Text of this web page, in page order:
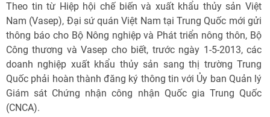
Theo tin từ Hiệp hội chế biến và xuất khẩu thủy sản Việt
Nam (Vasep), Đại sứ quán Việt Nam tại Trung Quốc mới gửi
thông báo cho Bộ Nông nghiệp và Phát triển nông thôn, Bộ
Công thương và Vasep cho biết, trước ngày 1-5-2013, các
doanh nghiệp xuất khẩu thủy sản sang thị trường Trung
Quốc phải hoàn thành đăng ký thông tin với Ủy ban Quản lý
Giám sát Chứng nhận công nhận Quốc gia Trung Quốc
(CNCA).